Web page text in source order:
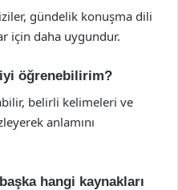
gündelik konuşma dili
için daha uygundur.
öğrenebilirim?
belirli kelimeleri ve
anlamını
hangi kaynakları